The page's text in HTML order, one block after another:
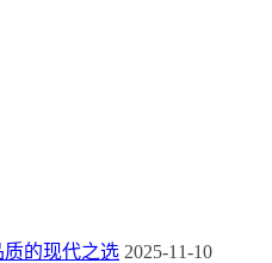
的现代之选 2025-11-10